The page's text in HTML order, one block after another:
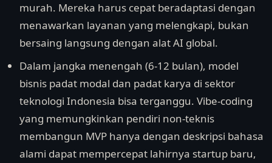
murah. Mereka harus cepat beradaptasi dengan
menawarkan layanan yang melengkapi, bukan
bersaing langsung dengan alat AI global.
Dalam jangka menengah (6-12 bulan), model
bisnis padat modal dan padat karya di sektor
teknologi Indonesia bisa terganggu. Vibe-coding
yang memungkinkan pendiri non-teknis
membangun MVP hanya dengan deskripsi bahasa
alami dapat mempercepat lahirnya startup baru,